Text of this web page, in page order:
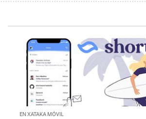
EN XATAKA MÓVIL